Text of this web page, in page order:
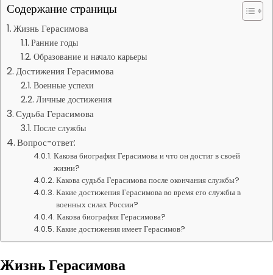
Содержание страницы
Жизнь Герасимова
Ранние годы
Образование и начало карьеры
Достижения Герасимова
Военные успехи
Личные достижения
Судьба Герасимова
После службы
Вопрос-ответ:
Какова биография Герасимова и что он достиг в своей
жизни?
Какова судьба Герасимова после окончания службы?
Какие достижения Герасимова во время его службы в
военных силах России?
Какова биография Герасимова?
Какие достижения имеет Герасимов?
Жизнь Герасимова